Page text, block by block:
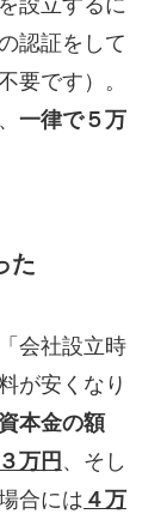
認証をして
要です）。
一律で５万
た
会社設立時
が安くなり
本金の額
３万円 、そし
合には ４万